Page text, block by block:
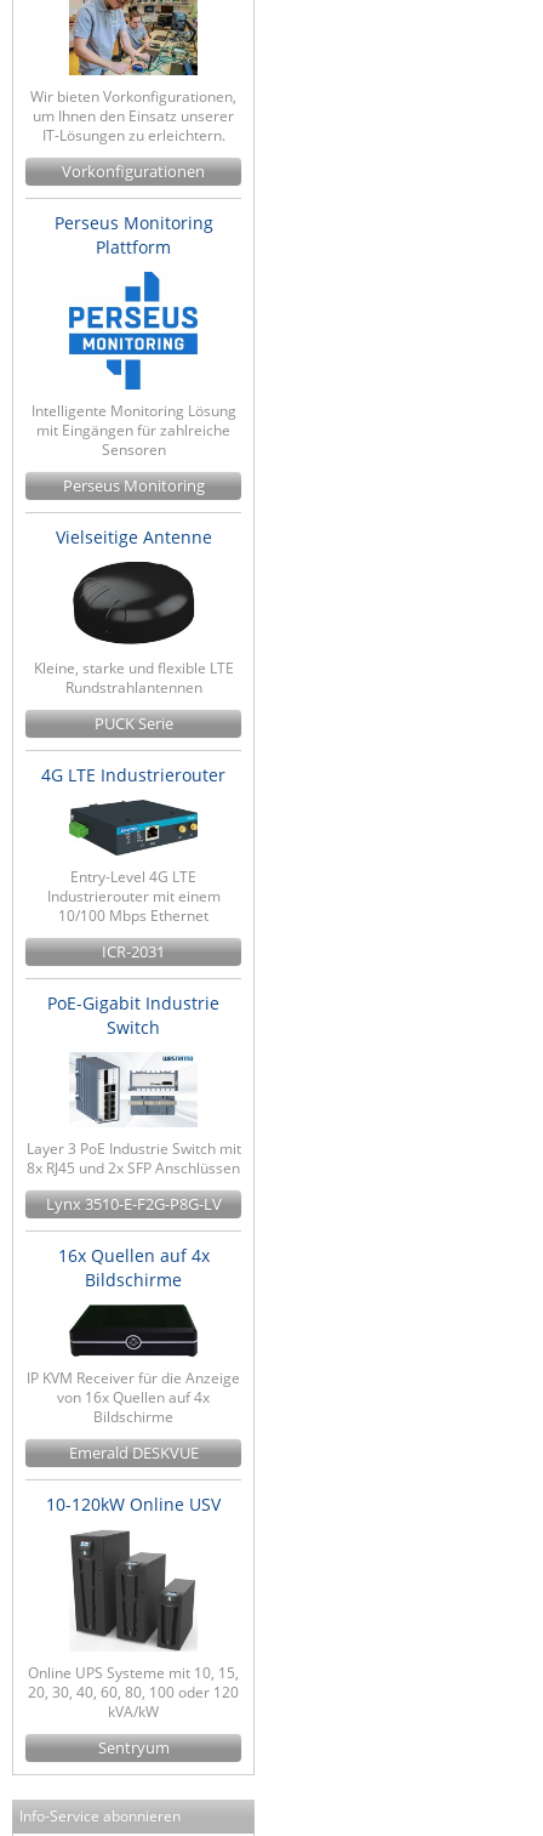
Wir bieten Vorkonfigurationen,
um Ihnen den Einsatz unserer
IT-Lösungen zu erleichtern.
Vorkonfigurationen
Perseus Monitoring
Plattform
Intelligente Monitoring Lösung
mit Eingängen für zahlreiche
Sensoren
Perseus Monitoring
Vielseitige Antenne
Kleine, starke und flexible LTE
Rundstrahlantennen
PUCK Serie
4G LTE Industrierouter
Entry-Level 4G LTE
Industrierouter mit einem
10/100 Mbps Ethernet
ICR-2031
PoE-Gigabit Industrie
Switch
Layer 3 PoE Industrie Switch mit
8x RJ45 und 2x SFP Anschlüssen
Lynx 3510-E-F2G-P8G-LV
16x Quellen auf 4x
Bildschirme
IP KVM Receiver für die Anzeige
von 16x Quellen auf 4x
Bildschirme
Emerald DESKVUE
10-120kW Online USV
Online UPS Systeme mit 10, 15,
20, 30, 40, 60, 80, 100 oder 120
kVA/kW
Sentryum
Info-Service abonnieren